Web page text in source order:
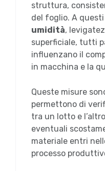
struttura,
del foglio. A
umidità,
superficiale, tutti
influenzano il
in macchina e la
Queste misure
permettono di
tra un lotto e
eventuali
materiale entri
processo